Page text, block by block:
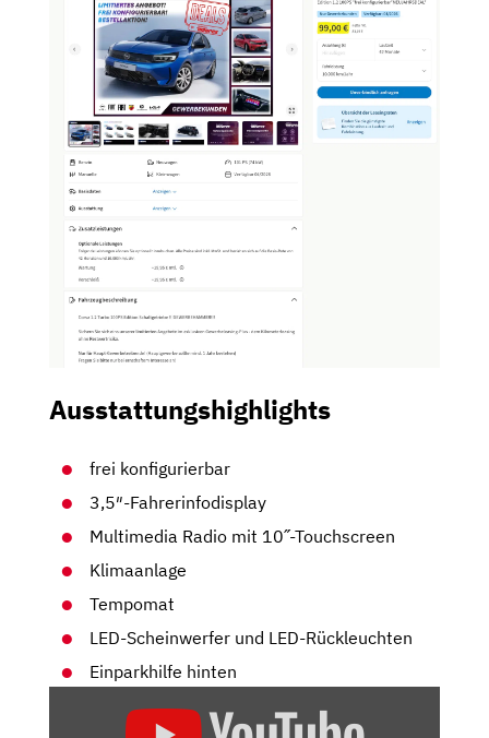
Ausstattungshighlights
frei konfigurierbar
3,5″-Fahrerinfodisplay
Multimedia Radio mit 10˝-Touchscreen
Klimaanlage
Tempomat
LED-Scheinwerfer und LED-Rückleuchten
Einparkhilfe hinten